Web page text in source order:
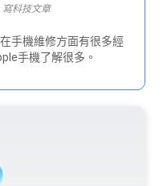
寫科技文章
手機維修方面有很多經
手機了解很多。